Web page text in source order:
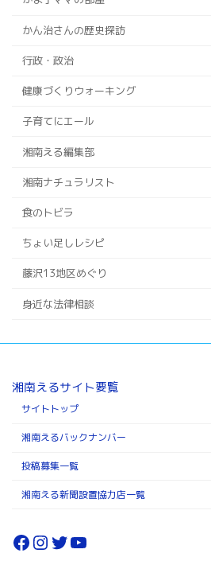
かん治さんの歴史探訪
行政・政治
健康づくりウォーキング
子育てにエール
湘南える編集部
湘南ナチュラリスト
食のトビラ
ちょい足しレシピ
藤沢13地区めぐり
身近な法律相談
湘南えるサイト要覧
サイトトップ
湘南えるバックナンバー
投稿募集一覧
湘南える新聞設置協力店一覧
Facebook
Instagram
Twitter
YouTube